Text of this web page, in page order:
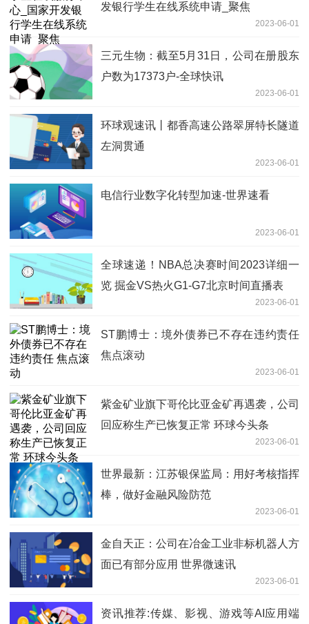
发银行学生在线系统申请_聚焦
2023-06-01
三元生物：截至5月31日，公司在册股东
户数为17373户-全球快讯
2023-06-01
环球观速讯丨都香高速公路翠屏特长隧道
左洞贯通
2023-06-01
电信行业数字化转型加速-世界速看
2023-06-01
全球速递！NBA总决赛时间2023详细一
览 掘金VS热火G1-G7北京时间直播表
2023-06-01
ST鹏博士：境外债券已不存在违约责任
焦点滚动
2023-06-01
紫金矿业旗下哥伦比亚金矿再遇袭，公司
回应称生产已恢复正常 环球今头条
2023-06-01
世界最新：江苏银保监局：用好考核指挥
棒，做好金融风险防范
2023-06-01
金自天正：公司在冶金工业非标机器人方
面已有部分应用 世界微速讯
2023-06-01
资讯推荐:传媒、影视、游戏等AI应用端